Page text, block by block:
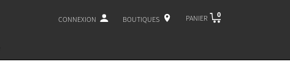
CONNEXION BOUTIQUES PANIER 0